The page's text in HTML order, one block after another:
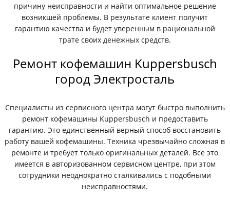
причину неисправности и найти оптимальное решение
возникшей проблемы. В результате клиент получит
гарантию качества и будет уверенным в рациональной
трате своих денежных средств.
Ремонт кофемашин Kuppersbusch
город Электросталь
Специалисты из сервисного центра могут быстро выполнить
ремонт кофемашины Kuppersbusch и предоставить
гарантию. Это единственный верный способ восстановить
работу вашей кофемашины. Техника чрезвычайно сложная в
ремонте и требует только оригинальных деталей. Все это
имеется в авторизованном сервисном центре, при этом
сотрудники неоднократно сталкивались с подобными
неисправностями.